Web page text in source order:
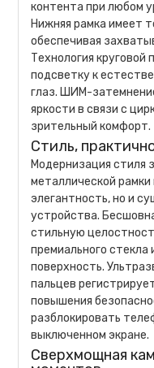
контента при любом
Нижняя рамка имеет
обеспечивая
Технология
подсветку к
глаз. ШИМ-
яркости в связи с
зрительный комфорт.
Стиль,
Модернизация стиля
металлической
элегантность, но и
устройства.
стильную
премиального
поверхность.
пальцев
повышения
разблокировать
выключенном экране.
Сверхмощная